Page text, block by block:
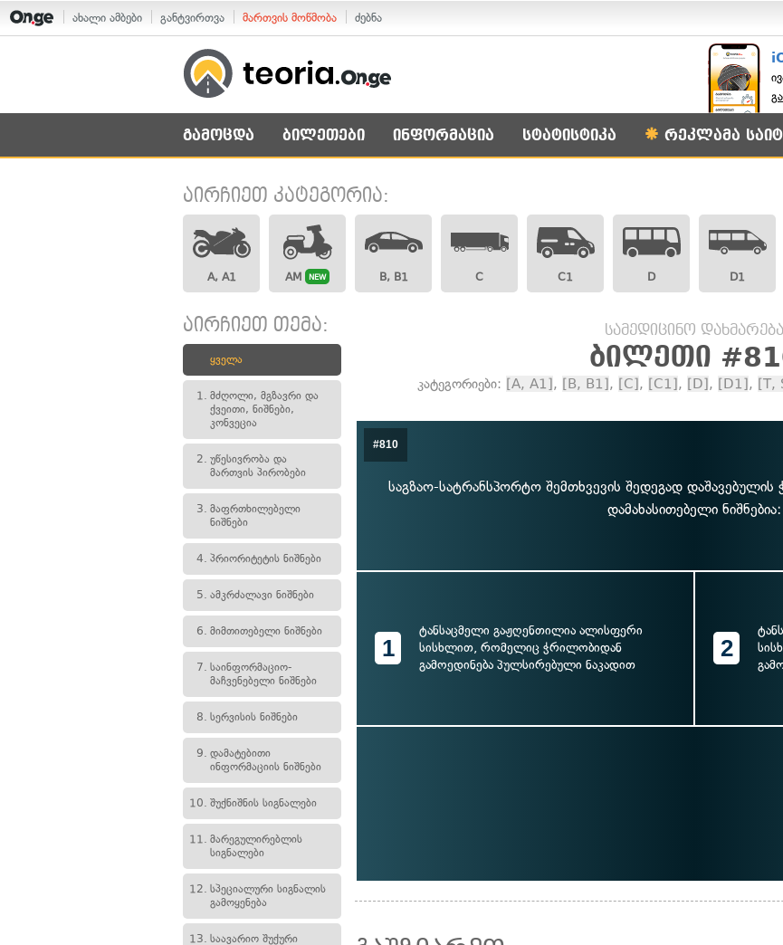
ახალი ამბები განტვირთვა მართვის მოწმობა ძებნა
გამოცდა ბილეთები ინფორმაცია სტატისტიკა რეკლამა
აირჩიეთ კატეგორია:
A, A1 AM NEW B, B1 C C1 D D1
აირჩიეთ თემა:
ყველა
1. მძღოლი, მგზავრი და
ქვეითი, ნიშნები,
კონვეცია
2. უწესივრობა და
მართვის პირობები
3. მაფრთხილებელი
ნიშნები
4. პრიორიტეტის ნიშნები
5. ამკრძალავი ნიშნები
6. მიმთითებელი ნიშნები
7. საინფორმაციო-
მაჩვენებელი ნიშნები
8. სერვისის ნიშნები
9. დამატებითი
ინფორმაციის ნიშნები
10. შუქნიშნის სიგნალები
11. მარეგულირებლის
სიგნალები
12. სპეციალური სიგნალის
გამოყენება
13. საავარიო შუქური
სამედიცინო დახმარება
ბილეთი
კატეგორიები: [A, A1], [B, B1], [C], [C1], [D], [D1], [T,
#810
საგზაო-სატრანსპორტო შემთხვევის შედეგად
დამახასითებელი ნიშნებია:
1
ტანსაცმელი გაჟღენთილია ალისფერი
სისხლით, რომელიც ჭრილობიდან
გამოედინება პულსირებული ნაკადით
2